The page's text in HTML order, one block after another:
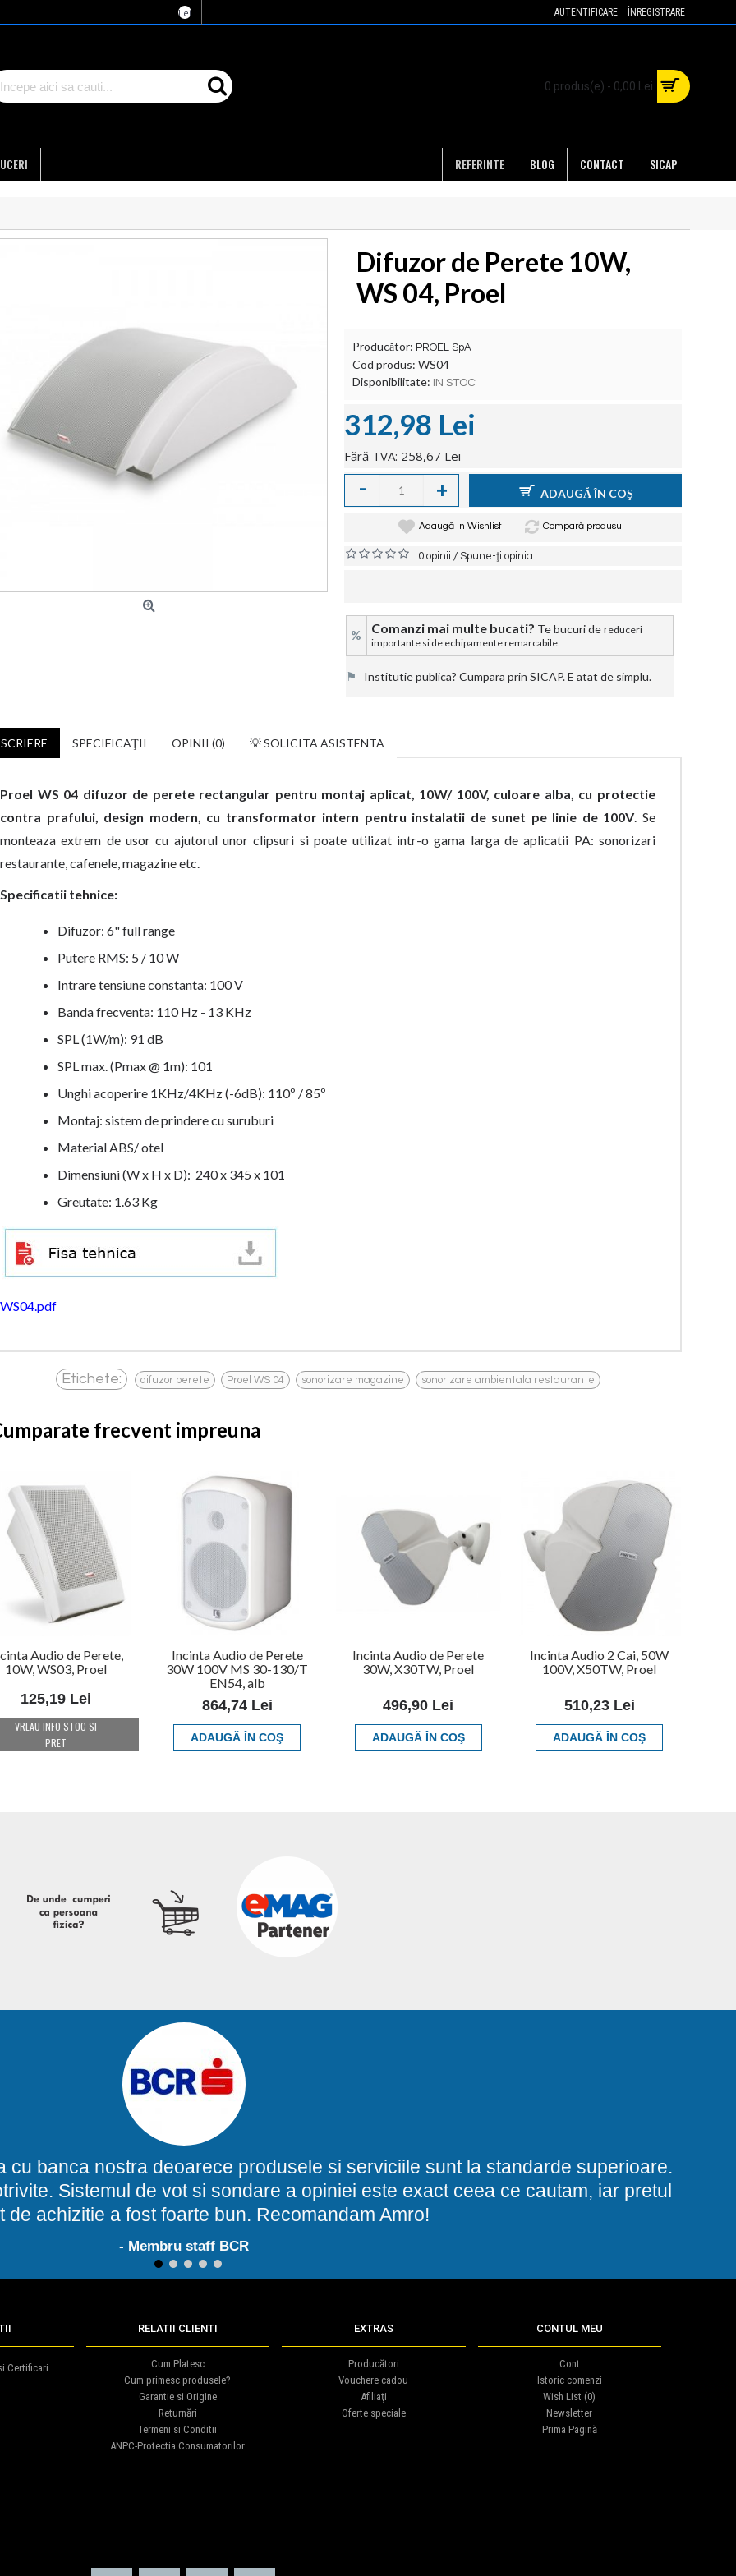
Lei AUTENTIFICARE ÎNREGISTRARE
0 produs(e) - 0,00 Lei
SICAP
CONTACT
BLOG
REFERINTE
Difuzor de Perete 10W,
WS 04, Proel
Producător: PROEL SpA
Cod produs: WS04
Disponibilitate:
IN STOC
312,98 Lei
Fără TVA: 258,67 Lei
- + ADAUGĂ ÎN COŞ
Adaugă in Wishlist Compară produsul
0 opinii /Spune-ţi opinia
% Comanzi mai multe bucati? Te bucuri de reduceri
importante si de echipamente remarcabile.
⚑ Institutie publica? Cumpara prin SICAP. E atat de simplu.
SPECIFICAŢII OPINII (0) 💡 SOLICITA ASISTENTA
Proel WS 04 difuzor de perete rectangular pentru montaj aplicat, 10W/ 100V, culoare alba, cu protectie
contra prafului, design modern, cu transformator intern pentru instalatii de sunet pe linie de 100V. Se
monteaza extrem de usor cu ajutorul unor clipsuri si poate utilizat intr-o gama larga de aplicatii PA: sonorizari
restaurante, cafenele, magazine etc.
Specificatii tehnice:
Difuzor: 6" full range
Putere RMS: 5 / 10 W
Intrare tensiune constanta: 100 V
Banda frecventa: 110 Hz - 13 KHz
SPL (1W/m): 91 dB
SPL max. (Pmax @ 1m): 101
Unghi acoperire 1KHz/4KHz (-6dB): 110º / 85º
Montaj: sistem de prindere cu suruburi
Material ABS/ otel
Dimensiuni (W x H x D): 240 x 345 x 101
Greutate: 1.63 Kg
WS04.pdf
Etichete: difuzor perete , Proel WS 04 , sonorizare magazine , sonorizare ambientala restaurante
frecvent impreuna
Audio de Perete,
10W, WS03, Proel
125,19 Lei
VREAU INFO STOC SI
PRET
Incinta Audio de Perete
30W 100V MS 30-130/T
EN54, alb
864,74 Lei
ADAUGĂ ÎN COŞ
Incinta Audio de Perete
30W, X30TW, Proel
496,90 Lei
ADAUGĂ ÎN COŞ
Incinta Audio 2 Cai, 50W
100V, X50TW, Proel
510,23 Lei
ADAUGĂ ÎN COŞ
cu banca nostra deoarece produsele si serviciile sunt la standarde superioare.
Sistemul de vot si sondare a opiniei este exact ceea ce cautam, iar pretul
de achizitie a fost foarte bun. Recomandam Amro!
- Membru staff BCR
1 2 3 4 5
Certificari
RELATII CLIENTI
Cum Platesc
Cum primesc produsele?
Garantie si Origine
Returnări
Termeni si Conditii
ANPC-Protectia Consumatorilor
EXTRAS
Producători
Vouchere cadou
Afiliaţi
Oferte speciale
CONTUL MEU
Cont
Istoric comenzi
Wish List (0)
Newsletter
Prima Pagină